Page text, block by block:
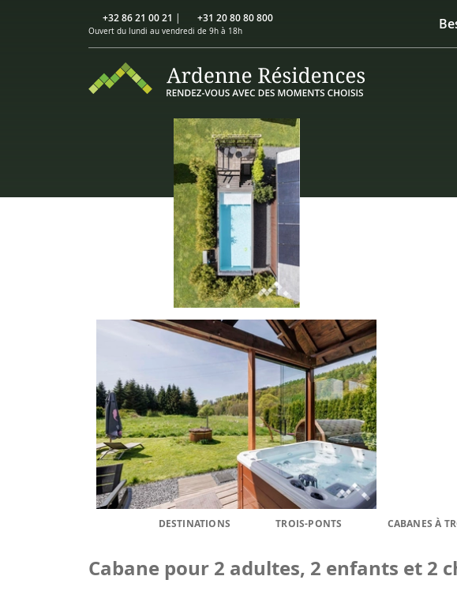
+32 86 21 00 21 | +31 20 80 80 800
Ouvert du lundi au vendredi de 9h à 18h
DESTINATIONS TROIS-PONTS CABANES À
Cabane pour 2 adultes, 2 enfants et 2